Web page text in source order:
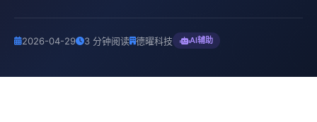
2026-04-29 3 分钟阅读 德曜科技 AI辅助